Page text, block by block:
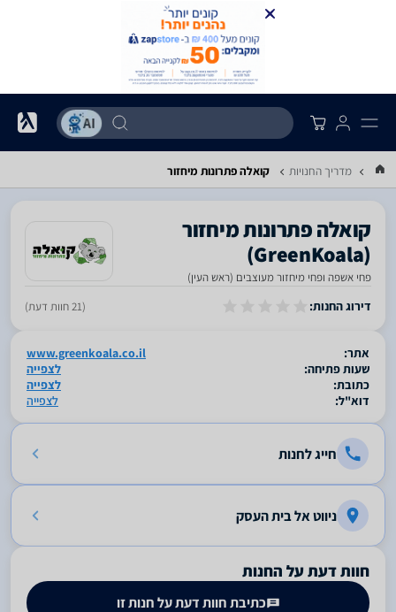
מדריך החנויות קואלה פתרונות מיחזור
‏(GreenKoala)
פחי אשפה ופחי מיחזור מעוצבים (ראש העין)
דירוג החנות: (21 חוות דעת)
אתר:
www.greenkoala.co.il
שעות פתיחה:
לצפייה
כתובת:
לצפייה
דוא"ל:
לצפייה
חייג לחנות
ניווט אל בית העסק
חוות דעת על החנות
כתיבת חוות דעת על חנות זו